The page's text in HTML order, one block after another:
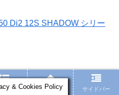
Di2 12S SHADOW シリー
次へ トップ サイドバー
& Cookies Policy